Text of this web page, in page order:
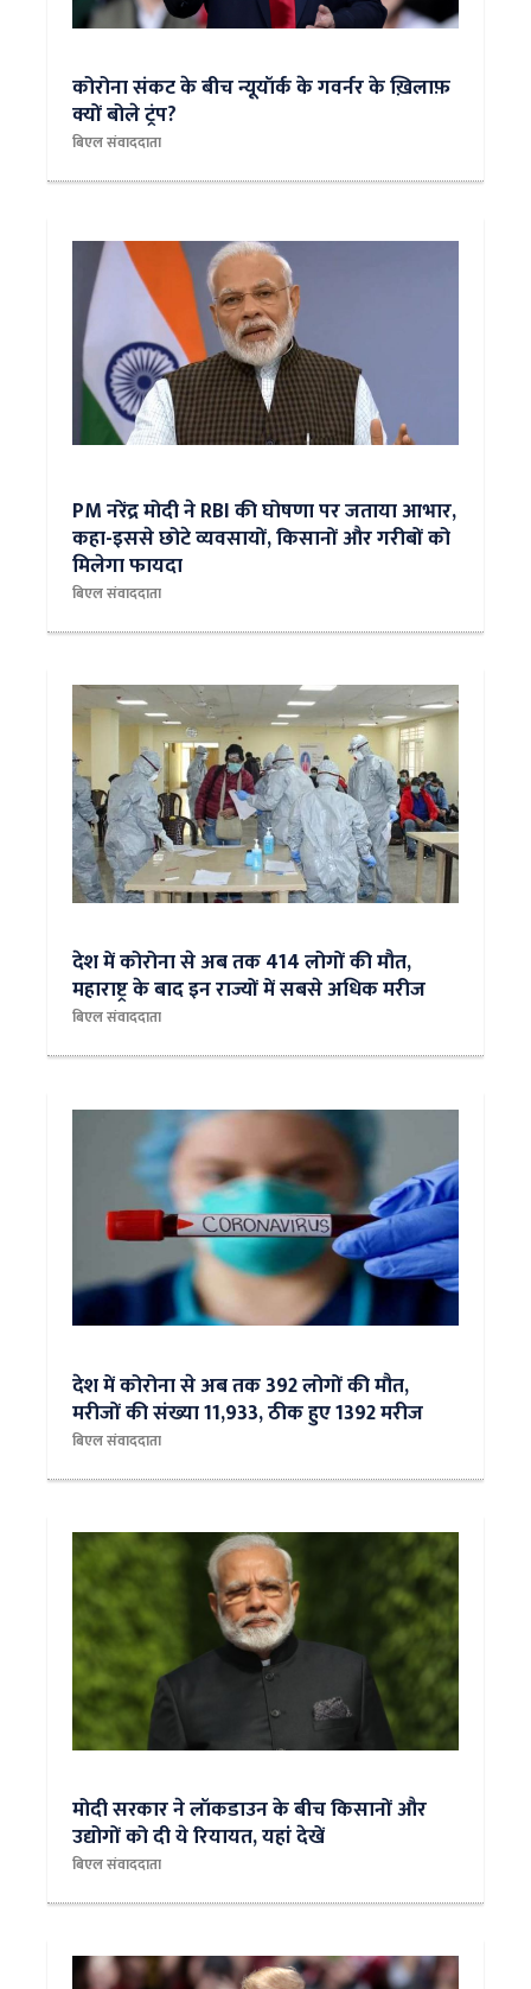
कोरोना संकट के बीच न्यूयॉर्क के गवर्नर के ख़िलाफ़
क्यों बोले ट्रंप?
बिएल संवाददाता
PM नरेंद्र मोदी ने RBI की घोषणा पर जताया आभार,
कहा-इससे छोटे व्यवसायों, किसानों और गरीबों को
मिलेगा फायदा
बिएल संवाददाता
देश में कोरोना से अब तक 414 लोगों की मौत,
महाराष्ट्र के बाद इन राज्यों में सबसे अधिक मरीज
बिएल संवाददाता
देश में कोरोना से अब तक 392 लोगों की मौत,
मरीजों की संख्या 11,933, ठीक हुए 1392 मरीज
बिएल संवाददाता
मोदी सरकार ने लॉकडाउन के बीच किसानों और
उद्योगों को दी ये रियायत, यहां देखें
बिएल संवाददाता